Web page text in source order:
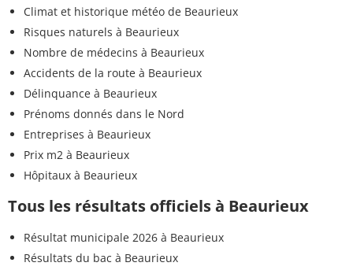
Climat et historique météo de Beaurieux
Risques naturels à Beaurieux
Nombre de médecins à Beaurieux
Accidents de la route à Beaurieux
Délinquance à Beaurieux
Prénoms donnés dans le Nord
Entreprises à Beaurieux
Prix m2 à Beaurieux
Hôpitaux à Beaurieux
Tous les résultats officiels à Beaurieux
Résultat municipale 2026 à Beaurieux
Résultats du bac à Beaurieux